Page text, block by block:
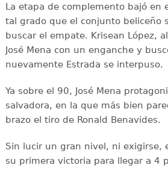
La etapa de complemento bajó en
tal grado que el conjunto beliceño
buscar el empate. Krisean López,
José Mena con un enganche y
nuevamente Estrada se interpuso.
Ya sobre el 90, José Mena
salvadora, en la que más bien
brazo el tiro de Ronald Benavides.
Sin lucir un gran nivel, ni exigirse,
su primera victoria para llegar a 4